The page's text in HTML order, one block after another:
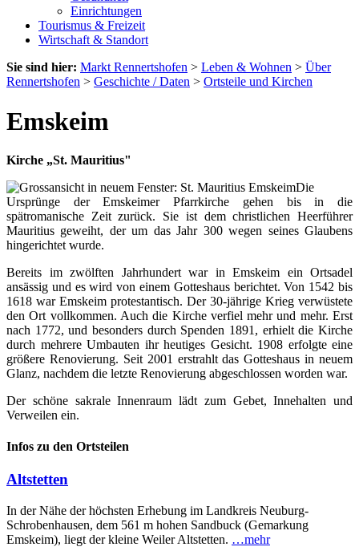
Einrichtungen
Tourismus & Freizeit
Wirtschaft & Standort
Sie sind hier: Markt Rennertshofen > Leben & Wohnen > Über
Rennertshofen > Geschichte / Daten > Ortsteile und Kirchen
Emskeim
Kirche „St. Mauritius"
Die
Ursprünge der Emskeimer Pfarrkirche gehen bis in die
spätromanische Zeit zurück. Sie ist dem christlichen Heerführer
Mauritius geweiht, der um das Jahr 300 wegen seines Glaubens
hingerichtet wurde.
Bereits im zwölften Jahrhundert war in Emskeim ein Ortsadel
ansässig und es wird von einem Gotteshaus berichtet. Von 1542 bis
1618 war Emskeim protestantisch. Der 30-jährige Krieg verwüstete
den Ort vollkommen. Auch die Kirche verfiel mehr und mehr. Erst
nach 1772, und besonders durch Spenden 1891, erhielt die Kirche
durch mehrere Umbauten ihr heutiges Gesicht. 1908 erfolgte eine
größere Renovierung. Seit 2001 erstrahlt das Gotteshaus in neuem
Glanz, nachdem die letzte Renovierung abgeschlossen worden war.
Der schöne sakrale Innenraum lädt zum Gebet, Innehalten und
Verweilen ein.
Infos zu den Ortsteilen
Altstetten
In der Nähe der höchsten Erhebung im Landkreis Neuburg-
Schrobenhausen, dem 561 m hohen Sandbuck (Gemarkung
Emskeim), liegt der kleine Weiler Altstetten. …mehr